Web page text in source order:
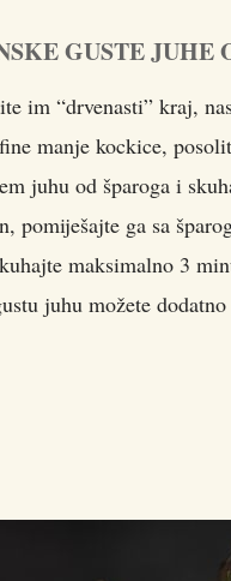
GUSTE
im “drvenasti” kraj,
manje kockice,
juhu od šparoga i
pomiješajte ga sa
maksimalno 3
juhu možete